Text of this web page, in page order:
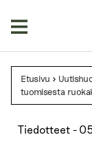
Etusivu >
tuomisesta
Tiedotteet -